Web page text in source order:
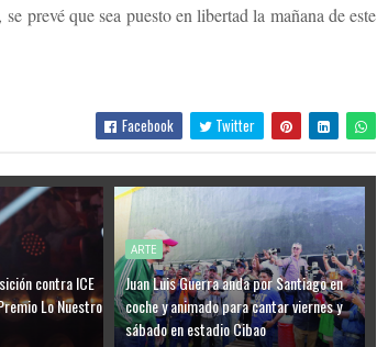
se prevé que sea puesto en libertad la mañana de este
Facebook Twitter
contra ICE
Lo Nuestro
ARTE
Juan Luis Guerra anda por Santiago en
coche y animado para cantar viernes y
sábado en estadio Cibao